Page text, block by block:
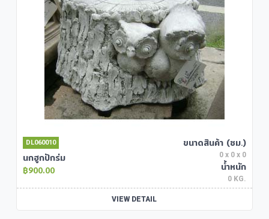
DL060010
นกฮูกปักร่ม
900.00
ขนาดสินค้า (ซม.)
0 x 0 x 0
น้ำหนัก
0 KG.
VIEW DETAIL